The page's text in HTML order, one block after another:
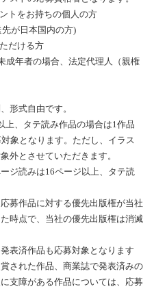
トをお持ちの個人の方
が日本国内の方)
だける方
成年者の場合、法定代理人（親権
形式自由です。
上、タテ読み作品の場合は1作品
象となります。ただし、イラス
外とさせていただきます。
ジ読みは16ページ以上、タテ読
募作品に対する優先出版権が当社
時点で、当社の優先出版権は消滅
表済作品も応募対象となります
された作品、商業誌で発表済みの
支障がある作品については、応募